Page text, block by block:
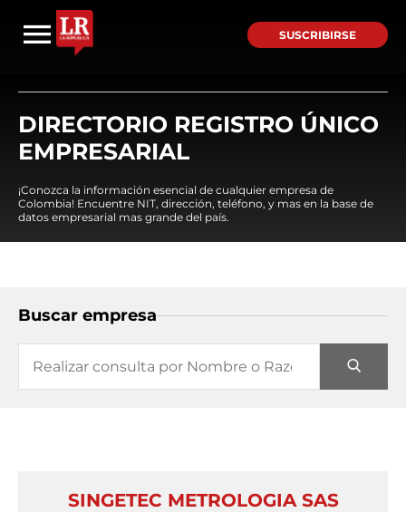
SUSCRIBIRSE
DIRECTORIO REGISTRO ÚNICO
EMPRESARIAL
¡Conozca la información esencial de cualquier empresa de
Colombia! Encuentre NIT, dirección, teléfono, y mas en la base de
datos empresarial mas grande del país.
Buscar empresa
SINGETEC METROLOGIA SAS